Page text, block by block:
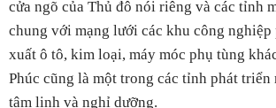
cửa ngõ của Thủ đô nói riêng và các tỉnh
chung với mạng lưới các khu công nghiệp
xuất ô tô, kim loại, máy móc phụ tùng
Phúc cũng là một trong các tỉnh phát triển
tâm linh và nghỉ dưỡng.